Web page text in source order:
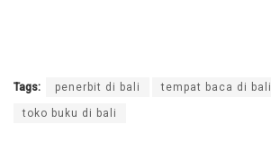
Tags: penerbit di bali tempat baca di bali
toko buku di bali